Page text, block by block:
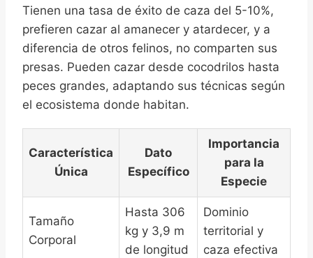
Tienen una tasa de éxito de caza del 5-10%,
prefieren cazar al amanecer y atardecer, y a
diferencia de otros felinos, no comparten sus
presas. Pueden cazar desde cocodrilos hasta
peces grandes, adaptando sus técnicas según
el ecosistema donde habitan.
Característica
Única
Dato
Específico
Importancia
para la
Especie
Tamaño
Corporal
Hasta 306
kg y 3,9 m
de longitud
Dominio
territorial y
caza efectiva